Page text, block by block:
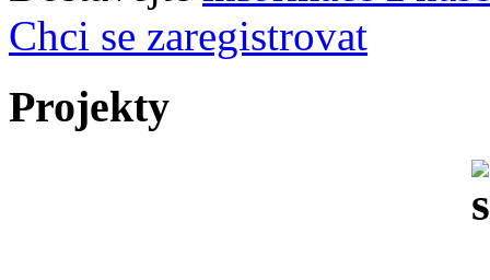
Chci se zaregistrovat
Projekty